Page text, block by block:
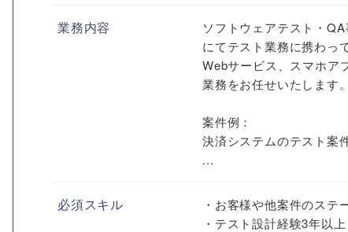
業務内容
ソフトウェアテスト・
にてテスト業務に携わっ
Webサービス、スマホア
業務をお任せいたします。
案件例：
決済システムのテスト案
...
必須スキル
・お客様や他案件のステ
・テスト設計経験3年以上